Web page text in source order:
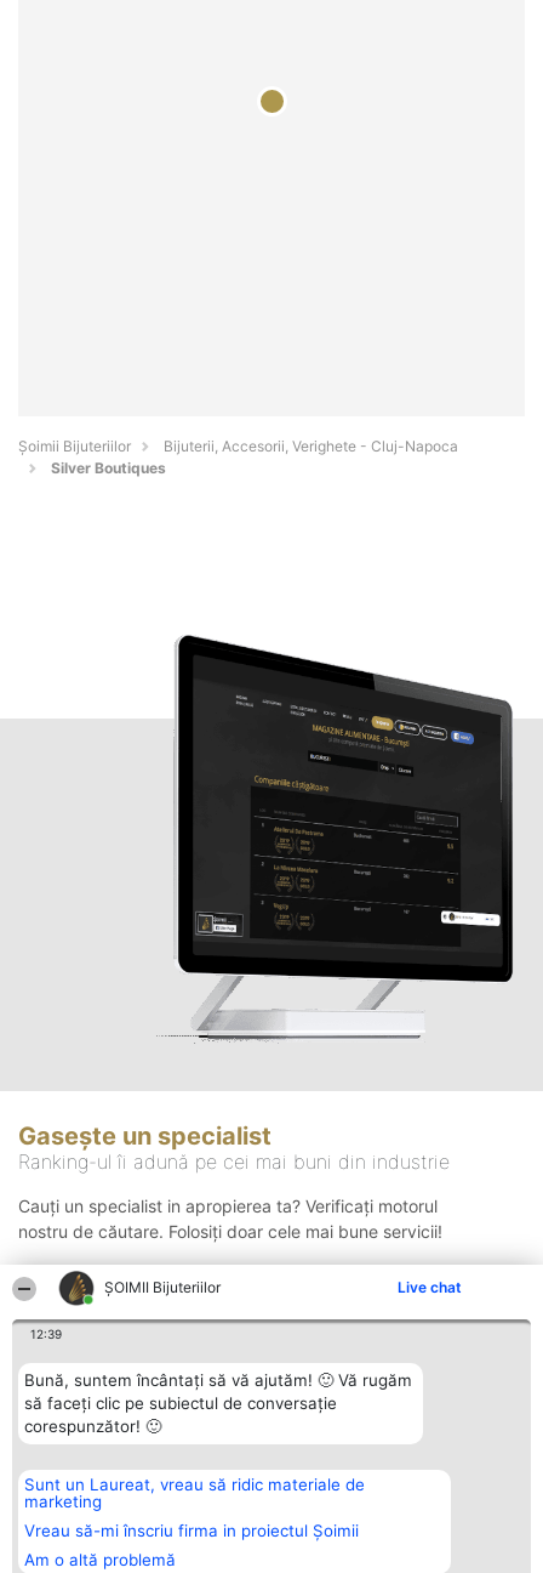
ŞOIMII Bijuteriilor Live chat
12:39
Bună, suntem încântați să vă ajutăm! 🙂 Vă rugăm
să faceți clic pe subiectul de conversație
corespunzător! 🙂
Sunt un Laureat, vreau să ridic materiale de
marketing
Vreau să-mi înscriu firma in proiectul Șoimii
Am o altă problemă
Şoimii Bijuteriilor
Bijuterii, Accesorii, Verighete - Cluj-Napoca
Silver Boutiques
Gasește un specialist
Ranking-ul îi adună pe cei mai buni din industrie
Cauți un specialist in apropierea ta? Verificați motorul
nostru de căutare. Folosiți doar cele mai bune servicii!
Organizator Ranking
BRIGHT SOLUTIONS BR SRL
Aleea Timisul De Sus 2 Bl. A30
Sc. A Et. 4 Ap. 13 Cod 061952
București
Plebiscyt
Lista Tuturor
Laureaților
Contact